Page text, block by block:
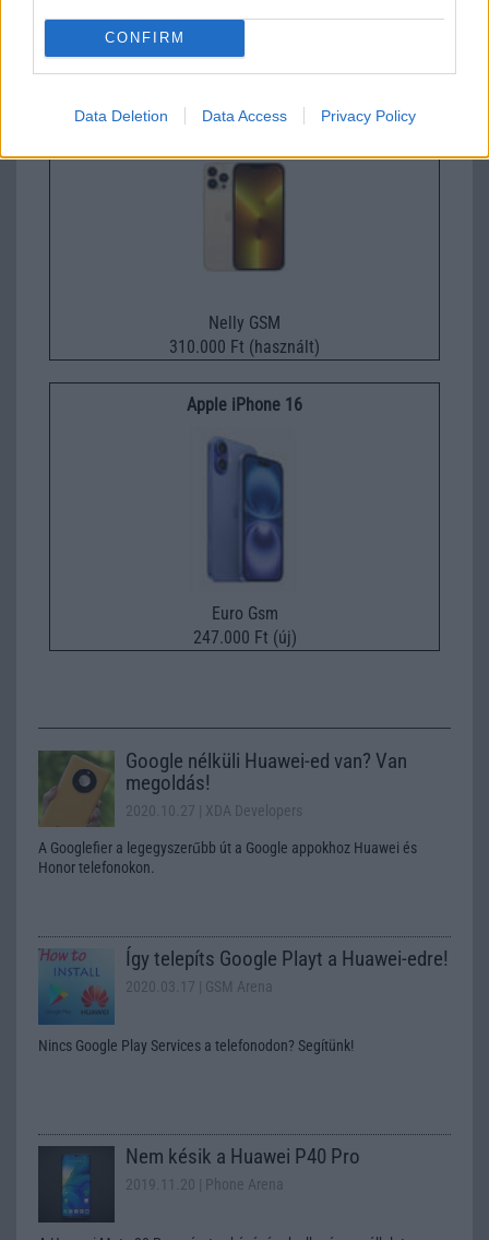
CONFIRM
Data Deletion Data Access Privacy Policy
112.000 Ft (új)
Apple iPhone 16 Pro Max
Nelly GSM
310.000 Ft (használt)
Apple iPhone 16
Euro Gsm
247.000 Ft (új)
Google nélküli Huawei-ed van? Van
megoldás!
2020.10.27 | XDA Developers
A Googlefier a legegyszerűbb út a Google appokhoz Huawei és
Honor telefonokon.
Így telepíts Google Playt a Huawei-edre!
2020.03.17 | GSM Arena
Nincs Google Play Services a telefonodon? Segítünk!
Nem késik a Huawei P40 Pro
2019.11.20 | Phone Arena